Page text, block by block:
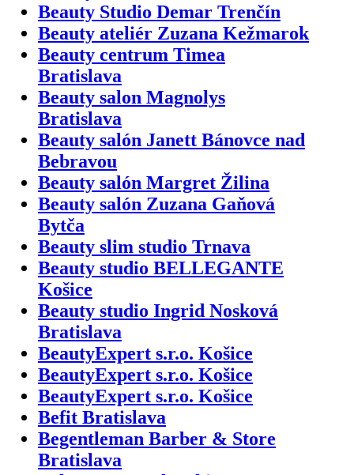
Beauty Studio Demar Trenčín
Beauty ateliér Zuzana Kežmarok
Beauty centrum Timea
Bratislava
Beauty salon Magnolys
Bratislava
Beauty salón Janett Bánovce nad
Bebravou
Beauty salón Margret Žilina
Beauty salón Zuzana Gaňová
Bytča
Beauty slim studio Trnava
Beauty studio BELLEGANTE
Košice
Beauty studio Ingrid Nosková
Bratislava
BeautyExpert s.r.o. Košice
BeautyExpert s.r.o. Košice
BeautyExpert s.r.o. Košice
Befit Bratislava
Begentleman Barber & Store
Bratislava